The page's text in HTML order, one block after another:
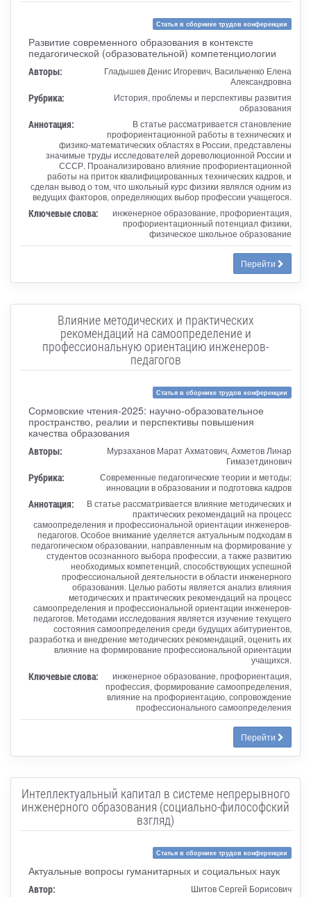
Статья в сборнике трудов конференции
Развитие современного образования в контексте
педагогической (образовательной) компетенциологии
Авторы:
Гладышев Денис Игоревич, Васильченко Елена
Александровна
Рубрика:
История, проблемы и перспективы развития
образования
Аннотация:
В статье рассматривается становление
профориентационной работы в технических и
физико-математических областях в России, представлены
значимые труды исследователей дореволюционной России и
СССР. Проанализировано влияние профориентационной
работы на приток квалифицированных технических кадров, и
сделан вывод о том, что школьный курс физики являлся одним из
ведущих факторов, определяющих выбор профессии учащегося.
Ключевые слова:
инженерное образование, профориентация,
профориентационный потенциал физики,
физическое школьное образование
Перейти
Влияние методических и практических
рекомендаций на самоопределение и
профессиональную ориентацию инженеров-
педагогов
Статья в сборнике трудов конференции
Сормовские чтения-2025: научно-образовательное
пространство, реалии и перспективы повышения
качества образования
Авторы:
Мурзаханов Марат Ахматович, Ахметов Линар
Гимазетдинович
Рубрика:
Современные педагогические теории и методы:
инновации в образовании и подготовка кадров
Аннотация:
В статье рассматривается влияние методических и
практических рекомендаций на процесс
самоопределения и профессиональной ориентации инженеров-
педагогов. Особое внимание уделяется актуальным подходам в
педагогическом образовании, направленным на формирование у
студентов осознанного выбора профессии, а также развитию
необходимых компетенций, способствующих успешной
профессиональной деятельности в области инженерного
образования. Целью работы является анализ влияния
методических и практических рекомендаций на процесс
самоопределения и профессиональной ориентации инженеров-
педагогов. Методами исследования является изучение текущего
состояния самоопределения среди будущих абитуриентов,
разработка и внедрение методических рекомендаций, оценить их
влияние на формирование профессиональной ориентации
учащихся.
Ключевые слова:
инженерное образование, профориентация,
профессия, формирование самоопределения,
влияние на профориентацию, сопровождение
профессионального самоопределения
Перейти
Интеллектуальный капитал в системе непрерывного
инженерного образования (социально-философский
взгляд)
Статья в сборнике трудов конференции
Актуальные вопросы гуманитарных и социальных наук
Автор: Шитов Сергей Борисович